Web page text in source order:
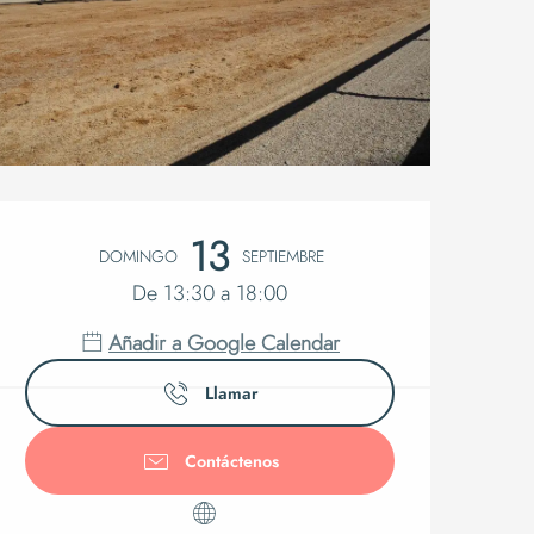
y
DOMINGO 13 SEPTIEMBRE
De 13:30 a 18:00
Añadir a Google Calendar
Llamar
Contáctenos